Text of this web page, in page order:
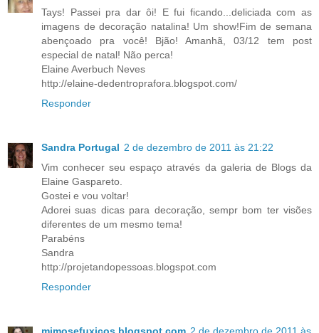
Tays! Passei pra dar ôi! E fui ficando...deliciada com as
imagens de decoração natalina! Um show!Fim de semana
abençoado pra você! Bjão! Amanhã, 03/12 tem post
especial de natal! Não perca!
Elaine Averbuch Neves
http://elaine-dedentroprafora.blogspot.com/
Responder
Sandra Portugal 2 de dezembro de 2011 às 21:22
Vim conhecer seu espaço através da galeria de Blogs da
Elaine Gaspareto.
Gostei e vou voltar!
Adorei suas dicas para decoração, sempr bom ter visões
diferentes de um mesmo tema!
Parabéns
Sandra
http://projetandopessoas.blogspot.com
Responder